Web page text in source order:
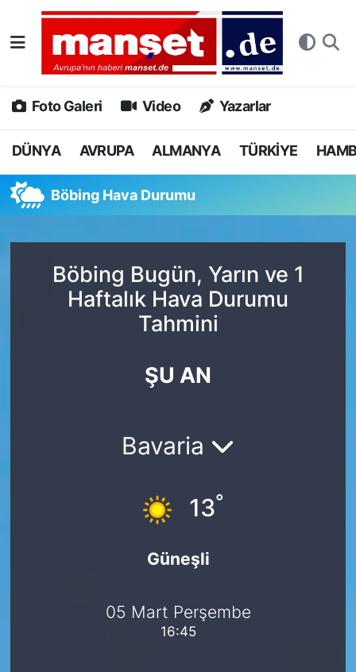
Foto Galeri Video Yazarlar
DÜNYA AVRUPA ALMANYA TÜRKİYE
Böbing Hava Durumu
Böbing Bugün, Yarın ve 1
Haftalık Hava Durumu
Tahmini
ŞU AN
Bavaria
13°
Güneşli
05 Mart Perşembe
16:45
DÜNYA
AVRUPA
ALMANYA
SPOR
DEUTSCH
Nöbetçi Eczaneler
Hava Durumu
Namaz Vakitleri
Tüm Manşetler
Son Dakika Haberleri